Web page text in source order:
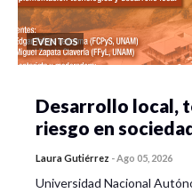
EVENTOS
Desarrollo local,
riesgo en
Laura Gutiérrez -Ago 05, 2026
Universidad Nacional